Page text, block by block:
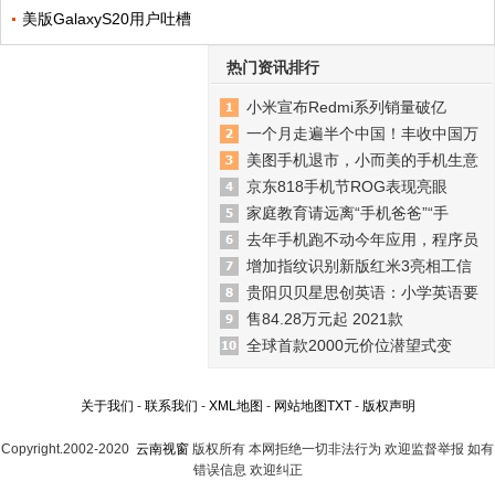
美版GalaxyS20用户吐槽
热门资讯排行
小米宣布Redmi系列销量破亿
一个月走遍半个中国！丰收中国万
美图手机退市，小而美的手机生意
京东818手机节ROG表现亮眼
家庭教育请远离“手机爸爸”“手
去年手机跑不动今年应用，程序员
增加指纹识别新版红米3亮相工信
贵阳贝贝星思创英语：小学英语要
售84.28万元起 2021款
全球首款2000元价位潜望式变
关于我们 - 联系我们 - XML地图 - 网站地图TXT- 版权声明
Copyright.2002-2020 云南视窗 版权所有 本网拒绝一切非法行为 欢迎监督举报 如有
错误信息 欢迎纠正